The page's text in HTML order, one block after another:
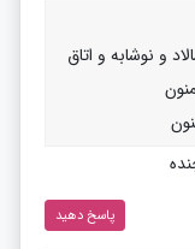
و نوشابه و اتاق
پاسخ دهید